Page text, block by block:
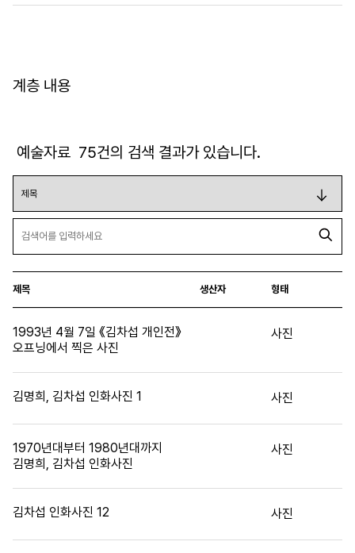
계층 내용
예술자료 75건의 검색 결과가 있습니다.
제목 생산자 형태
1993년 4월 7일 《김차섭 개인전》
오프닝에서 찍은 사진
사진
김명희, 김차섭 인화사진 1 사진
1970년대부터 1980년대까지
김명희, 김차섭 인화사진
사진
김차섭 인화사진 12 사진